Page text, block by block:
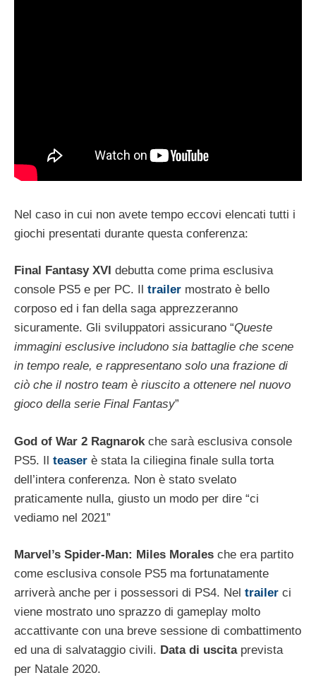
Nel caso in cui non avete tempo eccovi elencati tutti i
giochi presentati durante questa conferenza:
Final Fantasy XVI debutta come prima esclusiva
console PS5 e per PC. Il trailer mostrato è bello
corposo ed i fan della saga apprezzeranno
sicuramente. Gli sviluppatori assicurano “Queste
immagini esclusive includono sia battaglie che scene
in tempo reale, e rappresentano solo una frazione di
ciò che il nostro team è riuscito a ottenere nel nuovo
gioco della serie Final Fantasy”
God of War 2 Ragnarokche sarà esclusiva console
PS5. Il teaser è stata la ciliegina finale sulla torta
dell’intera conferenza. Non è stato svelato
praticamente nulla, giusto un modo per dire “ci
vediamo nel 2021”
Marvel’s Spider-Man: Miles Morales che era partito
come esclusiva console PS5 ma fortunatamente
arriverà anche per i possessori di PS4. Nel trailer ci
viene mostrato uno sprazzo di gameplay molto
accattivante con una breve sessione di combattimento
ed una di salvataggio civili. Data di uscitaprevista
per Natale 2020.